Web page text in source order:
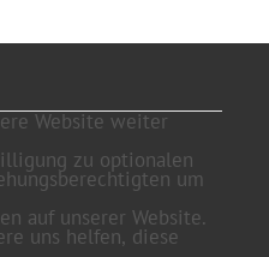
Website weiter
zu optionalen
um
auf unserer Website.
uns helfen, diese